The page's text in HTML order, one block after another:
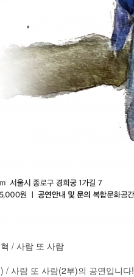
/ 사람 또 사람
/ 사람 또 사람(2부)의 공연입니다!